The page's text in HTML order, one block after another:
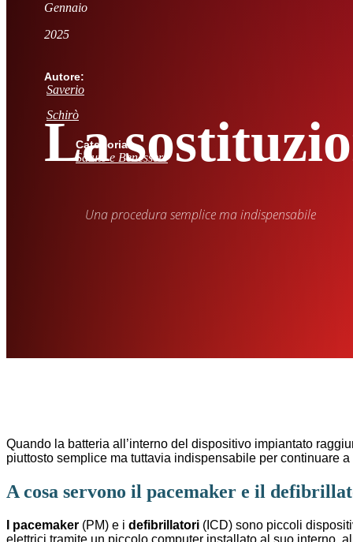
La
Una procedura semplice ma indispensabile
Gennaio
2025
Autore:
Saverio
Schirò
Categoria:
Salute e Benessere
Quando la batteria all’interno del dispositivo impiantato
piuttosto semplice ma tuttavia indispensabile per continuare
A cosa servono il pacemaker e il
I pacemaker (PM) e i defibrillatori (ICD) sono piccoli
elettrici tramite un piccolo computer installato al suo interno,